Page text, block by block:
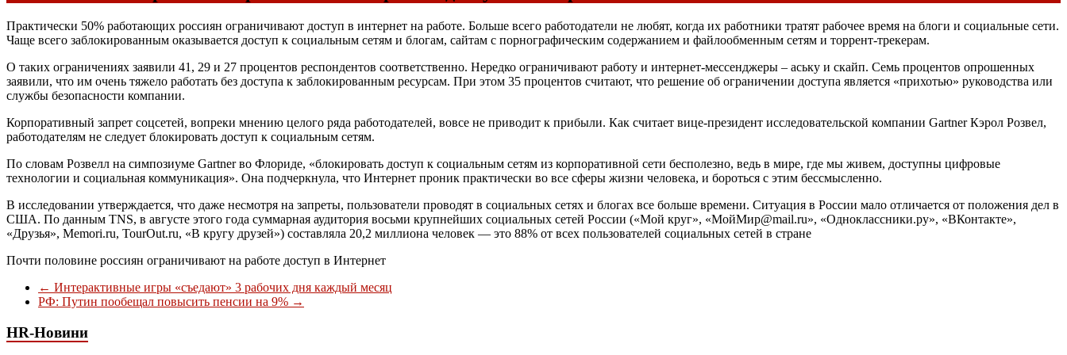
Практически 50% работающих россиян ограничивают доступ в интернет на работе. Больше всего работодатели не любят, когда их работники тратят рабочее время на блоги и социальные сети.
Чаще всего заблокированным оказывается доступ к социальным сетям и блогам, сайтам с порнографическим содержанием и файлообменным сетям и торрент-трекерам.
О таких ограничениях заявили 41, 29 и 27 процентов респондентов соответственно. Нередко ограничивают работу и интернет-мессенджеры – аську и скайп. Семь процентов опрошенных
заявили, что им очень тяжело работать без доступа к заблокированным ресурсам. При этом 35 процентов считают, что решение об ограничении доступа является «прихотью» руководства или
службы безопасности компании.
Корпоративный запрет соцсетей, вопреки мнению целого ряда работодателей, вовсе не приводит к прибыли. Как считает вице-президент исследовательской компании Gartner Кэрол Розвел,
работодателям не следует блокировать доступ к социальным сетям.
По словам Розвелл на симпозиуме Gartner во Флориде, «блокировать доступ к социальным сетям из корпоративной сети бесполезно, ведь в мире, где мы живем, доступны цифровые
технологии и социальная коммуникация». Она подчеркнула, что Интернет проник практически во все сферы жизни человека, и бороться с этим бессмысленно.
В исследовании утверждается, что даже несмотря на запреты, пользователи проводят в социальных сетях и блогах все больше времени. Ситуация в России мало отличается от положения дел в
США. По данным TNS, в августе этого года суммарная аудитория восьми крупнейших социальных сетей России («Мой круг», «МойМир@mail.ru», «Одноклассники.ру», «ВКонтакте»,
«Друзья», Memori.ru, TourOut.ru, «В кругу друзей») составляла 20,2 миллиона человек — это 88% от всех пользователей социальных сетей в стране
Почти половине россиян ограничивают на работе доступ в Интернет
← Интерактивные игры «съедают» 3 рабочих дня каждый месяц
РФ: Путин пообещал повысить пенсии на 9% →
HR-Новини